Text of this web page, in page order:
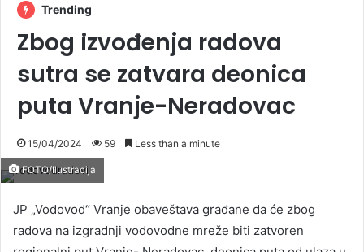
Trending
Zbog izvođenja radova
sutra se zatvara deonica
puta Vranje-Neradovac
15/04/2024 59 Less than a minute
FOTO/Ilustracija
JP „Vodovod“ Vranje obaveštava građane da će zbog
radova na izgradnji vodovodne mreže biti zatvoren